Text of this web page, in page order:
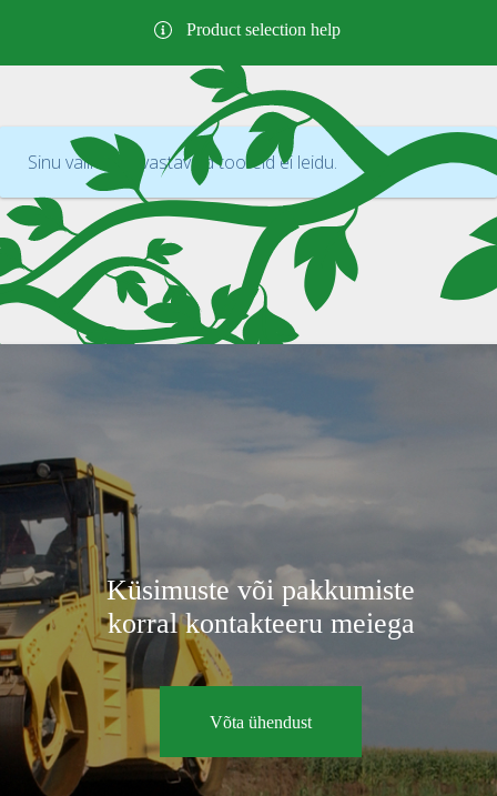
Product selection help
Sinu valikutele vastavaid tooteid ei leidu.
Küsimuste või pakkumiste
korral kontakteeru meiega
Võta ühendust